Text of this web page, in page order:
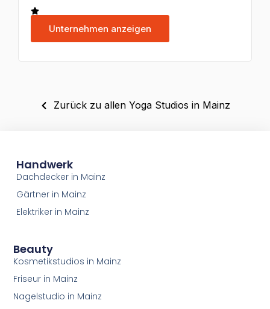
Unternehmen anzeigen
Zurück zu allen Yoga Studios in Mainz
Handwerk
Dachdecker in Mainz
Gärtner in Mainz
Elektriker in Mainz
Beauty
Kosmetikstudios in Mainz
Friseur in Mainz
Nagelstudio in Mainz